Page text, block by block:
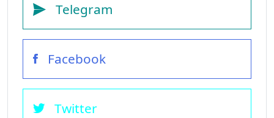
Telegram
Facebook
Twitter